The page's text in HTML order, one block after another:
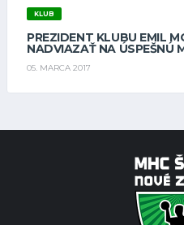
KLUB
PREZIDENT KLUBU EMIL
NADVIAZAŤ NA ÚSPEŠNÚ
05. MARCA 2017